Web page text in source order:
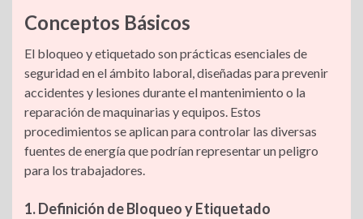
Conceptos Básicos
El bloqueo y etiquetado son prácticas esenciales de
seguridad en el ámbito laboral, diseñadas para prevenir
accidentes y lesiones durante el mantenimiento o la
reparación de maquinarias y equipos. Estos
procedimientos se aplican para controlar las diversas
fuentes de energía que podrían representar un peligro
para los trabajadores.
1. Definición de Bloqueo y Etiquetado